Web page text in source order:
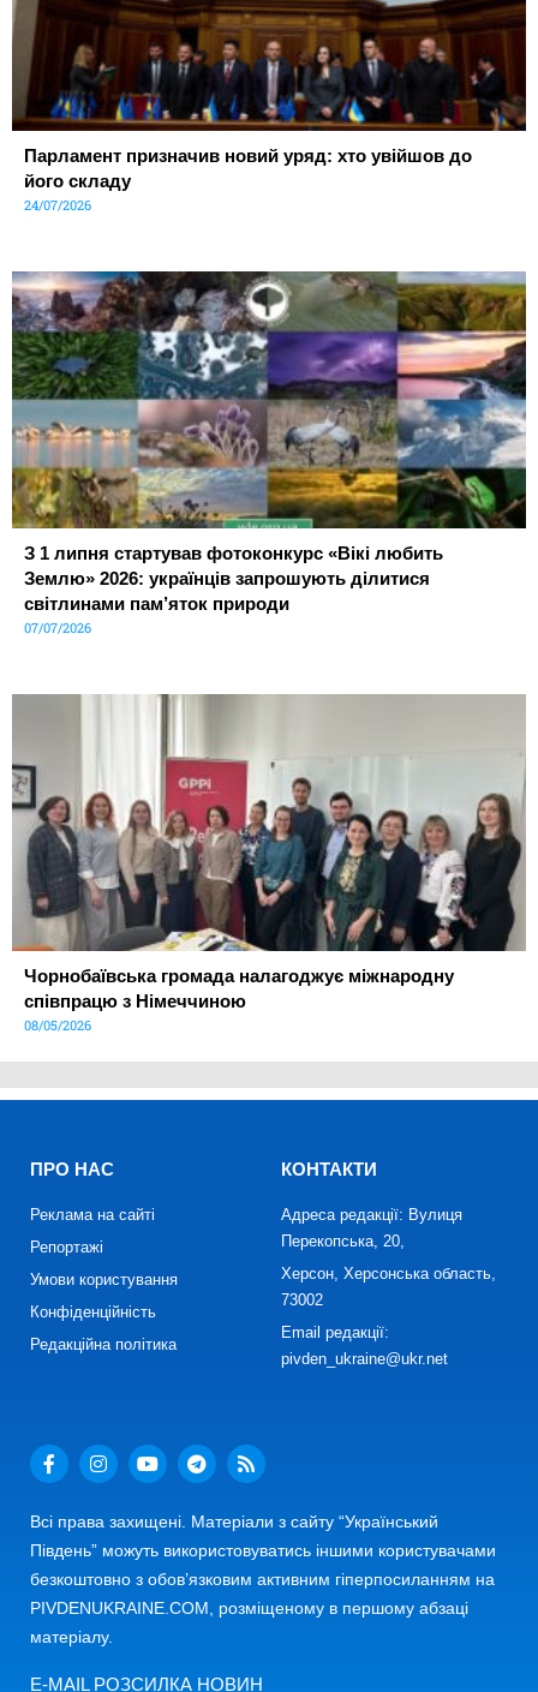
Парламент призначив новий уряд: хто увійшов до
його складу
24/07/2026
З 1 липня стартував фотоконкурс «Вікі любить
Землю» 2026: українців запрошують ділитися
світлинами пам’яток природи
07/07/2026
Чорнобаївська громада налагоджує міжнародну
співпрацю з Німеччиною
08/05/2026
ПРО НАС
Реклама на сайті
Репортажі
Умови користування
Конфіденційність
Редакційна політика
КОНТАКТИ
Адреса редакції: Вулиця
Перекопська, 20,
Херсон, Херсонська область,
73002
Email редакції:
pivden_ukraine@ukr.net
Всі права захищені. Матеріали з сайту “Український
Південь” можуть використовуватись іншими користувачами
безкоштовно з обов’язковим активним гіперпосиланням на
PIVDENUKRAINE.COM, розміщеному в першому абзаці
матеріалу.
E-MAIL РОЗСИЛКА НОВИН